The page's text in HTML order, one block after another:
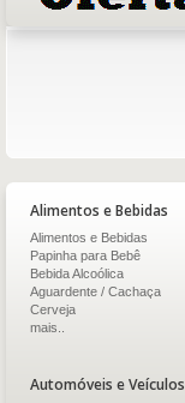
Alimentos e Bebidas
Alimentos e Bebidas
Papinha para Bebê
Bebida Alcoólica
Aguardente / Cachaça
Cerveja
mais..
Automóveis e Veículos